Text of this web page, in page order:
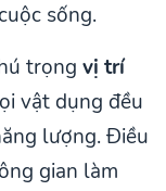
sống.
trọng vị trí
vật dụng đều
lượng. Điều
gian làm